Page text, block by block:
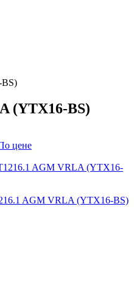
(YTX16-BS)
цене
AGM VRLA (YTX16-BS)